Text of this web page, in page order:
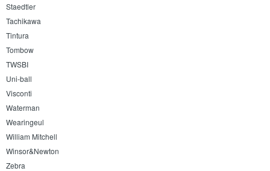
Staedtler
Tachikawa
Tintura
Tombow
TWSBI
Uni-ball
Visconti
Waterman
Wearingeul
William Mitchell
Winsor&Newton
Zebra